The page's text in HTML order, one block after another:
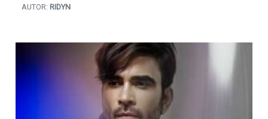
AUTOR: RIDYN